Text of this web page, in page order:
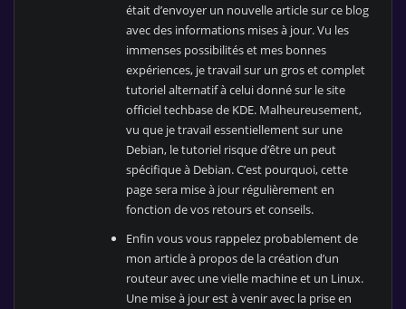
était d’envoyer un nouvelle article sur ce blog
avec des informations mises à jour. Vu les
immenses possibilités et mes bonnes
expériences, je travail sur un gros et complet
tutoriel alternatif à celui donné sur le site
officiel techbase de KDE. Malheureusement,
vu que je travail essentiellement sur une
Debian, le tutoriel risque d’être un peut
spécifique à Debian. C’est pourquoi, cette
page sera mise à jour régulièrement en
fonction de vos retours et conseils.
Enfin vous vous rappelez probablement de
mon article à propos de la création d’un
routeur avec une vielle machine et un Linux.
Une mise à jour est à venir avec la prise en